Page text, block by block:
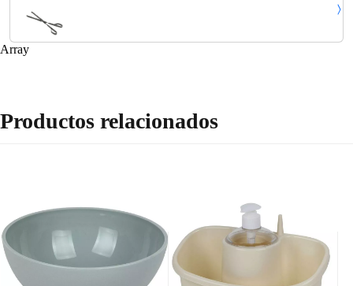
Array
Productos relacionados